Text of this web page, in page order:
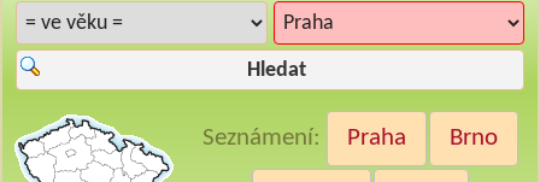
Hledat
Seznámení: Praha Brno